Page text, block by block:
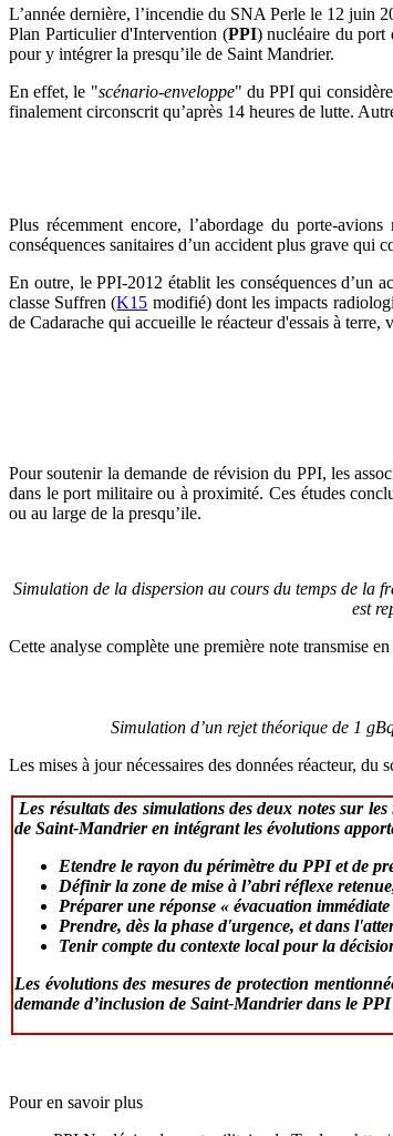
L’année dernière, l’incendie du SNA Perle le 12 juin
Plan Particulier d'Intervention (PPI) nucléaire du port
pour y intégrer la presqu’ile de Saint Mandrier.
En effet, le "scénario-enveloppe" du PPI qui considère
finalement circonscrit qu’après 14 heures de lutte.
Plus récemment encore, l’abordage du porte-avions
conséquences sanitaires d’un accident plus grave qui
En outre, le PPI-2012 établit les conséquences d’un
classe Suffren (K15 modifié) dont les impacts
de Cadarache qui accueille le réacteur d'essais à terre,
Pour soutenir la demande de révision du PPI, les
dans le port militaire ou à proximité. Ces études
ou au large de la presqu’ile.
Simulation de la dispersion au cours du temps de la
est
Cette analyse complète une première note transmise
Simulation d’un rejet théorique de 1
Les mises à jour nécessaires des données réacteur,
Les résultats des simulations des deux notes sur
de Saint-Mandrier en intégrant les évolutions
Etendre le rayon du périmètre du PPI et de
Définir la zone de mise à l’abri réflexe
Préparer une réponse « évacuation
Prendre, dès la phase d'urgence, et dans
Tenir compte du contexte local pour la
Les évolutions des mesures de protection
demande d’inclusion de Saint-Mandrier dans le PPI
Pour en savoir plus